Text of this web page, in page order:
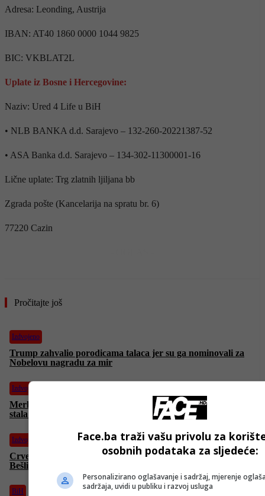
Adresa: Leonding, Austrija
IBAN: AT40 1860 0000 1044 9825
BIC: VKBLAT2L
Uplate iz Bosne i Hercegovine:
Naziv: Ured 4 Life u BiH
•⁠ ⁠NLB BANKA d.d. Sarajevo – 132-260-20221387-52
•⁠ ⁠ASA Banka d.d. Sarajevo – 134-302-11300001-16
Lične uplate: Trg zlatnih ljiljana bb
Zgrada pošte (Kancelarija na spratu br. 6)
77220 Cazin
Pročitajte još
Izdvojeno
Trump zahvalio porodicama talaca jer su ga nominovali za
Nobelovu nagradu za mir
Izdvojeno
Merkel u političkoj mirovini ali i dalje izaziva reakcije: Rusija
stala uz njene optužbe Poljskoj i Baltiku
Izdvojeno
Crvena jabuka odgađa koncert u Sarajevu zbog smrti Halida
Bešlića
BiH
Face.ba traži vašu privolu za
osobnih podataka za sljedeće:
Personalizirano oglašavanje i sadržaj, mjerenje
sadržaja, uvidi u publiku i razvoj usluga